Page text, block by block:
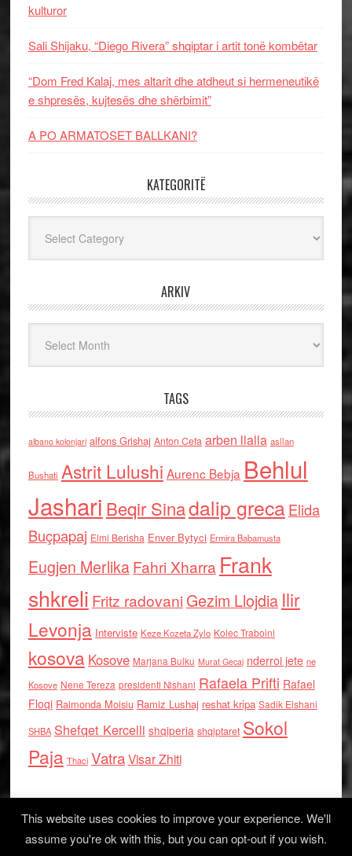
kulturor
Sali Shijaku, “Diego Rivera” shqiptar i artit tonë kombëtar
“Dom Fred Kalaj, mes altarit dhe atdheut si hermeneutikë
e shpresës, kujtesës dhe shërbimit”
A PO ARMATOSET BALLKANI?
KATEGORITË
ARKIV
TAGS
albano kolonjari alfons Grishaj Anton Cefa arben llalla asllan
Bushati Astrit Lulushi Aurenc Bebja Behlul
Jashari Beqir Sinadalip grecaElida
Buçpapaj Elmi Berisha Enver Bytyci Ermira Babamusta
Eugjen MerlikaFahri Xharra Frank
shkreli Fritz radovaniGezim Llojdia Ilir
Levonja Interviste Keze Kozeta Zylo Kolec Traboini
kosova Kosove Marjana Bulku Murat Gecaj nderroi jete ne
Kosove Nene Tereza presidenti Nishani Rafaela Prifti Rafael
Floqi Raimonda Moisiu Ramiz Lushaj reshat kripa Sadik Elshani
SHBA Shefqet Kercelli shqiperia shqiptaret Sokol
Paja Thaci VatraVisar Zhiti
This website uses cookies to improve your experience. We'll
assume you're ok with this, but you can opt-out if you wish.